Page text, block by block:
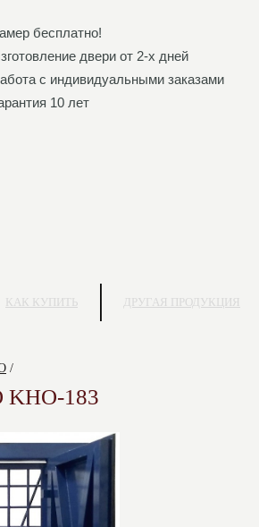
бесплатно!
двери от 2-х дней
с индивидуальными заказами
10 лет
КАК КУПИТЬ ДРУГАЯ ПРОДУКЦИЯ
/
KHO-183